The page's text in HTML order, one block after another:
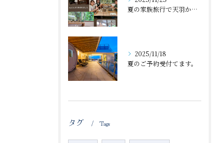
夏の家族旅行で天羽から近くの体験工房で丼🍜作ったのが、忘れた...
2025/11/18
夏のご予約受付てます。
タグ Tags